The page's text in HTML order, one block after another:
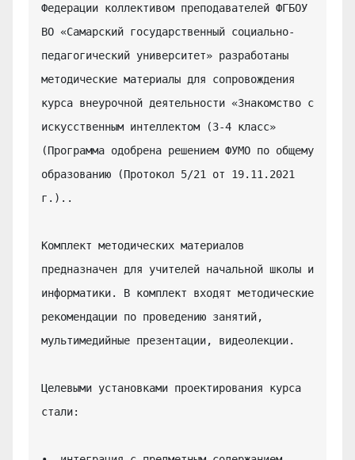
Федерации коллективом преподавателей ФГБОУ
ВО «Самарский государственный социально-
педагогический университет» разработаны
методические материалы для сопровождения
курса внеурочной деятельности «Знакомство с
искусственным интеллектом (3-4 класс»
(Программа одобрена решением ФУМО по общему
образованию (Протокол 5/21 от 19.11.2021
г.)..
Комплект методических материалов
предназначен для учителей начальной школы и
информатики. В комплект входят методические
рекомендации по проведению занятий,
мультимедийные презентации, видеолекции.
Целевыми установками проектирования курса
стали: